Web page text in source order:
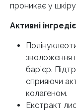
проникає у
Активні
зволоження
бар’єр.
сприяючи
колагеном.
Екстракт